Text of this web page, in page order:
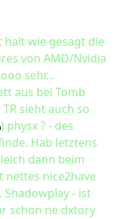
wie gesagt die
von AMD/Nvidia
sehr...
aus bei Tomb
sieht auch so
) physx ? - des
Hab letztens
dann beim
nettes nice2have
Shadowplay - ist
schon ne dxtory